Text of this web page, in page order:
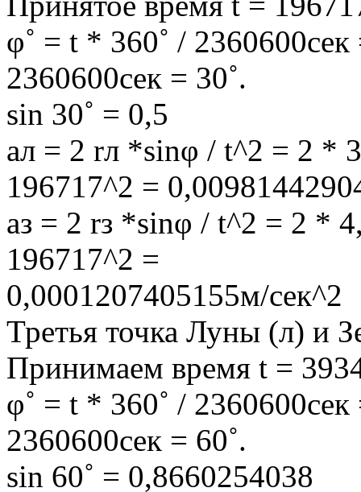
φ˚ = t * 360˚ /
2360600сек = 30˚.
sin 30˚ = 0,5
aл = 2 rл *sinφ / t^2 = 2 *
196717^2 =
aз = 2 rз *sinφ / t^2 = 2 *
196717^2 =
0,0001207405155м/сек^2
Третья точка Луны (л) и
Принимаем время t =
φ˚ = t * 360˚ /
2360600сек = 60˚.
sin 60˚ = 0,8660254038